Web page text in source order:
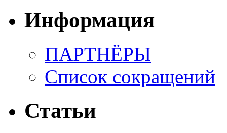
Информация
ПАРТНЁРЫ
Список сокращений
Статьи